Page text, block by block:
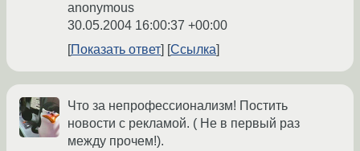
anonymous
30.05.2004 16:00:37 +00:00
Показать ответ
Ссылка
Что за непрофессионализм! Постить
новости с рекламой. ( Не в первый раз
между прочем!).